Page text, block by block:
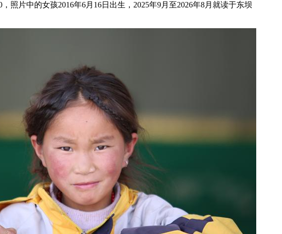
，照片中的女孩2016年6月16日 出生， 2025年9月至2026年8月就读于东坝